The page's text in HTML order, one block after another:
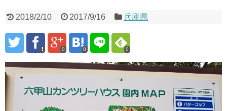
2018/2/10 2017/9/16 兵庫県
0 0 0